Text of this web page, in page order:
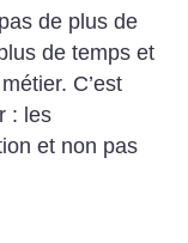
de plus de
de temps et
C’est
: les
et non pas